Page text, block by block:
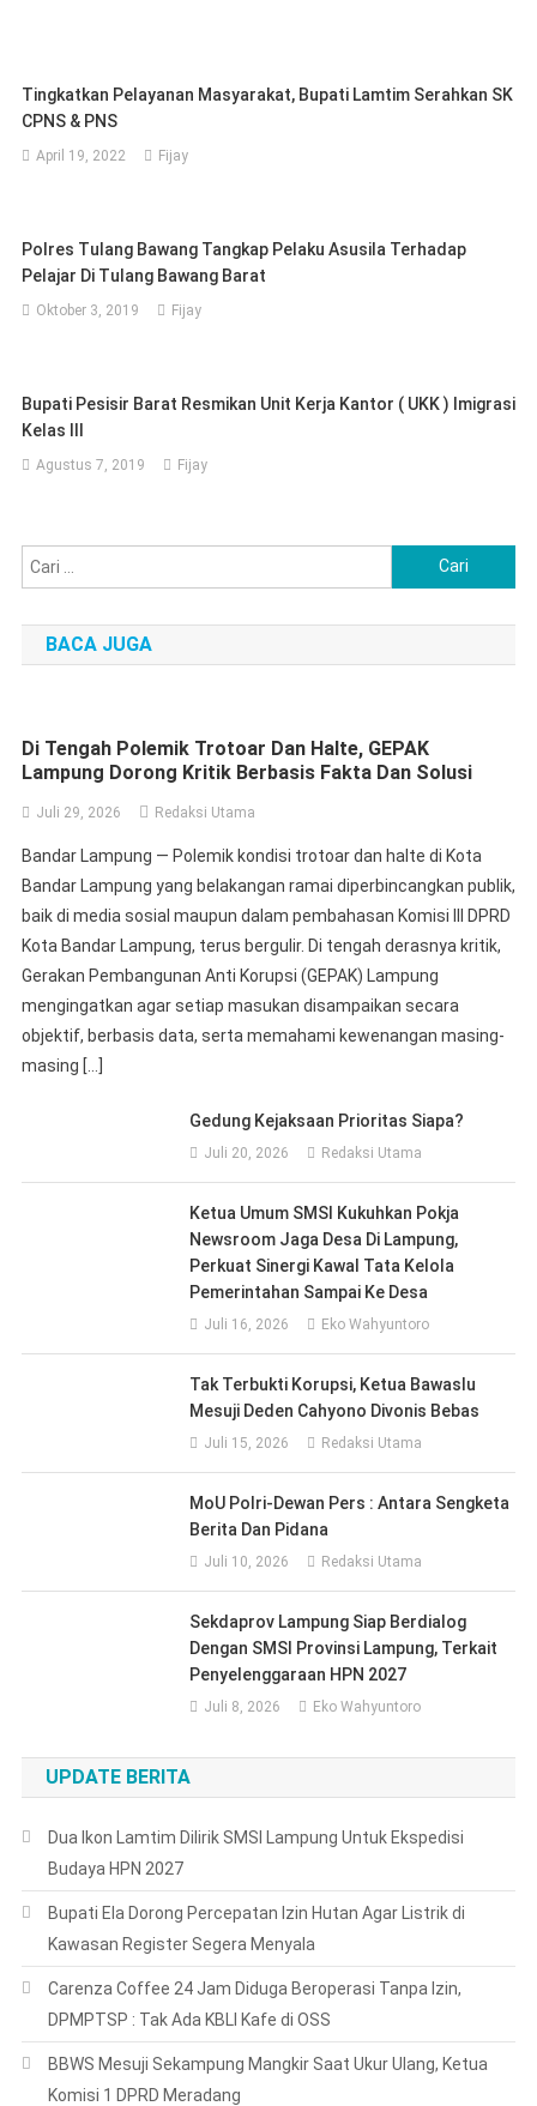
Tingkatkan Pelayanan Masyarakat, Bupati Lamtim Serahkan SK
CPNS & PNS
April 19, 2022 Fijay
Polres Tulang Bawang Tangkap Pelaku Asusila Terhadap
Pelajar Di Tulang Bawang Barat
Oktober 3, 2019 Fijay
Bupati Pesisir Barat Resmikan Unit Kerja Kantor ( UKK ) Imigrasi
Kelas III
Agustus 7, 2019 Fijay
untuk:
BACA JUGA
Di Tengah Polemik Trotoar Dan Halte, GEPAK
Lampung Dorong Kritik Berbasis Fakta Dan Solusi
Juli 29, 2026 Redaksi Utama
Bandar Lampung — Polemik kondisi trotoar dan halte di Kota
Bandar Lampung yang belakangan ramai diperbincangkan publik,
baik di media sosial maupun dalam pembahasan Komisi III DPRD
Kota Bandar Lampung, terus bergulir. Di tengah derasnya kritik,
Gerakan Pembangunan Anti Korupsi (GEPAK) Lampung
mengingatkan agar setiap masukan disampaikan secara
objektif, berbasis data, serta memahami kewenangan masing-
masing […]
Gedung Kejaksaan Prioritas Siapa?
Juli 20, 2026 Redaksi Utama
Ketua Umum SMSI Kukuhkan Pokja
Newsroom Jaga Desa Di Lampung,
Perkuat Sinergi Kawal Tata Kelola
Pemerintahan Sampai Ke Desa
Juli 16, 2026 Eko Wahyuntoro
Tak Terbukti Korupsi, Ketua Bawaslu
Mesuji Deden Cahyono Divonis Bebas
Juli 15, 2026 Redaksi Utama
MoU Polri-Dewan Pers : Antara Sengketa
Berita Dan Pidana
Juli 10, 2026 Redaksi Utama
Sekdaprov Lampung Siap Berdialog
Dengan SMSI Provinsi Lampung, Terkait
Penyelenggaraan HPN 2027
Juli 8, 2026 Eko Wahyuntoro
UPDATE BERITA
Dua Ikon Lamtim Dilirik SMSI Lampung Untuk Ekspedisi
Budaya HPN 2027
Bupati Ela Dorong Percepatan Izin Hutan Agar Listrik di
Kawasan Register Segera Menyala
Carenza Coffee 24 Jam Diduga Beroperasi Tanpa Izin,
DPMPTSP : Tak Ada KBLI Kafe di OSS
BBWS Mesuji Sekampung Mangkir Saat Ukur Ulang, Ketua
Komisi 1 DPRD Meradang